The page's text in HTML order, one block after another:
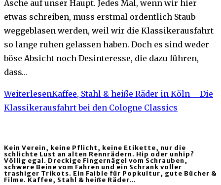
Asche auf unser Haupt. Jedes Mal, wenn wir hier
etwas schreiben, muss erstmal ordentlich Staub
weggeblasen werden, weil wir die Klassikerausfahrt
so lange ruhen gelassen haben. Doch es sind weder
böse Absicht noch Desinteresse, die dazu führen,
dass…
WeiterlesenKaffee, Stahl & heiße Räder in Köln – Die
Klassikerausfahrt bei den Cologne Classics
Kein Verein, keine Pflicht, keine Etikette, nur die
schlichte Lust an alten Rennrädern. Hip oder unhip?
Völlig egal. Dreckige Fingernägel vom Schrauben,
schwere Beine vom Fahren und ein Schrank voller
trashiger Trikots. Ein Faible für Popkultur, gute Bücher &
Filme. Kaffee, Stahl & heiße Räder…